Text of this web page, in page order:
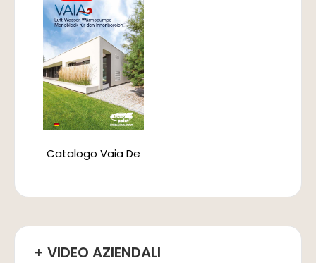
Catalogo Vaia De
+ VIDEO AZIENDALI